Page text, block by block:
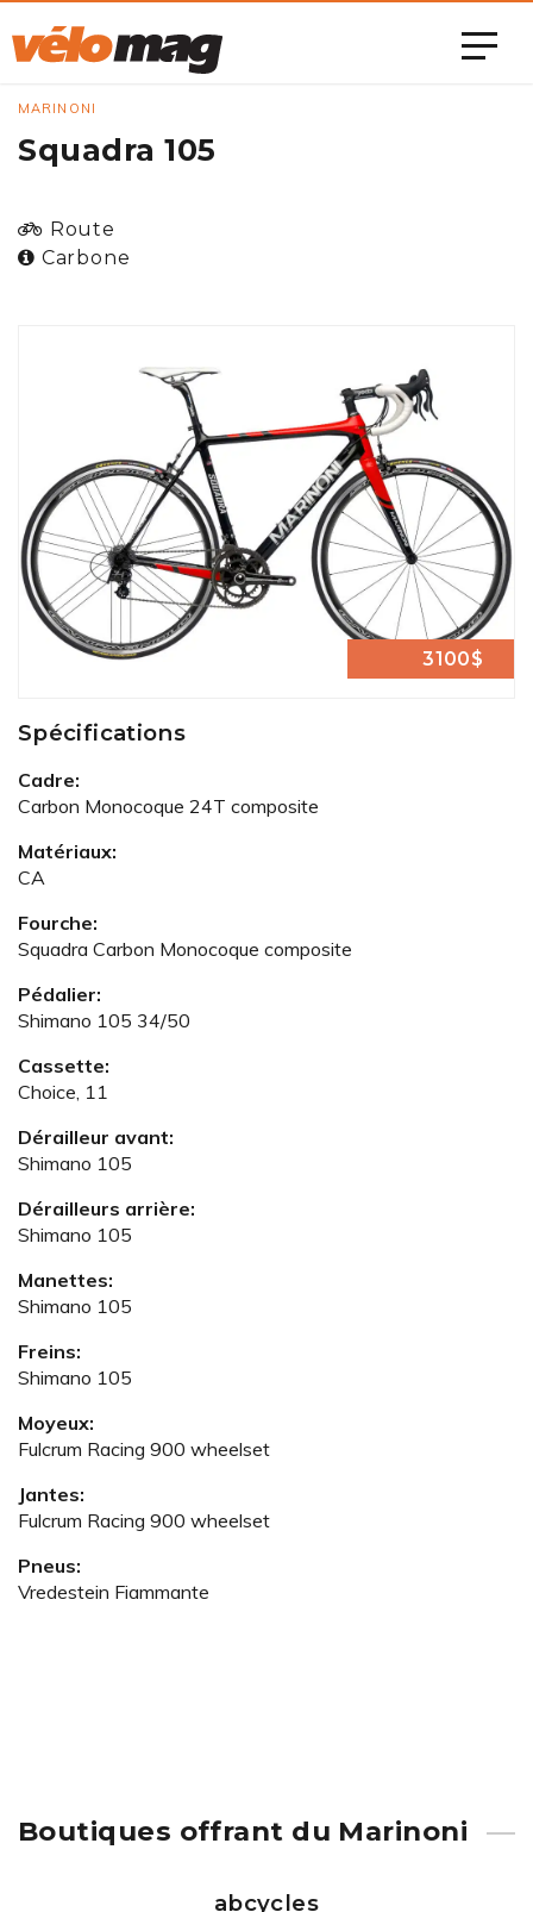
MARINONI
Squadra 105
Route
Carbone
3100$
Spécifications
Cadre:
Carbon Monocoque 24T composite
Matériaux:
CA
Fourche:
Squadra Carbon Monocoque composite
Pédalier:
Shimano 105 34/50
Cassette:
Choice, 11
Dérailleur avant:
Shimano 105
Dérailleurs arrière:
Shimano 105
Manettes:
Shimano 105
Freins:
Shimano 105
Moyeux:
Fulcrum Racing 900 wheelset
Jantes:
Fulcrum Racing 900 wheelset
Pneus:
Vredestein Fiammante
Boutiques offrant du Marinoni
abcycles